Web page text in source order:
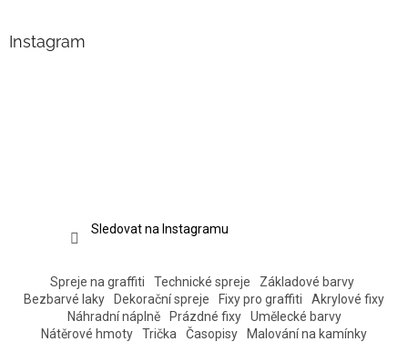
Instagram
Sledovat na Instagramu
Spreje na graffiti Technické spreje
Základové barvy
Bezbarvé laky
Dekorační spreje Fixy pro graffiti
Akrylové fixy
Náhradní náplně
Prázdné fixy
Umělecké barvy
Nátěrové hmoty
Trička Časopisy Malování na kamínky